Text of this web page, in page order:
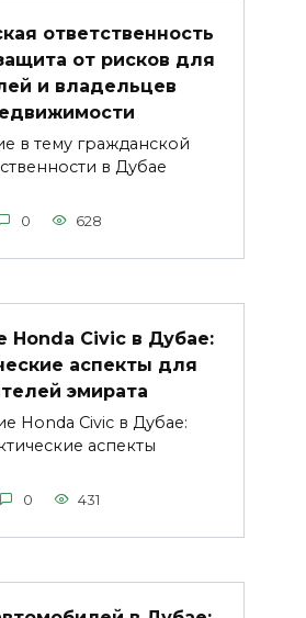
ответственность
от рисков для
и владельцев
в тему гражданской
в Дубае
0 628
Honda Civic в Дубае:
аспекты для
эмирата
Honda Civic в Дубае:
аспекты
0 431